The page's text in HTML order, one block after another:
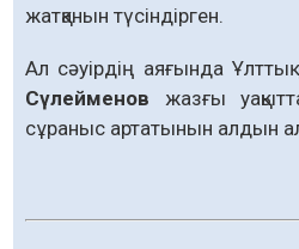
жатқанын түсіндірген.
Ал сәуірдің аяғында
Сүлейменов жазғы
сұраныс артатынын алдын